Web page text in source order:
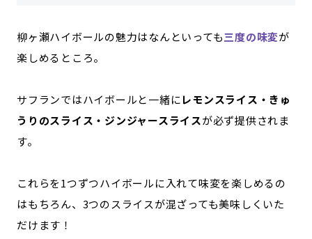
柳ヶ瀬ハイボールの魅力はなんといっても三度の味変が
楽しめるところ。
サフランではハイボールと一緒にレモンスライス・きゅ
うりのスライス・ジンジャースライスが必ず提供されま
す。
これらを1つずつハイボールに入れて味変を楽しめるの
はもちろん、3つのスライスが混ざっても美味しくいた
だけます！